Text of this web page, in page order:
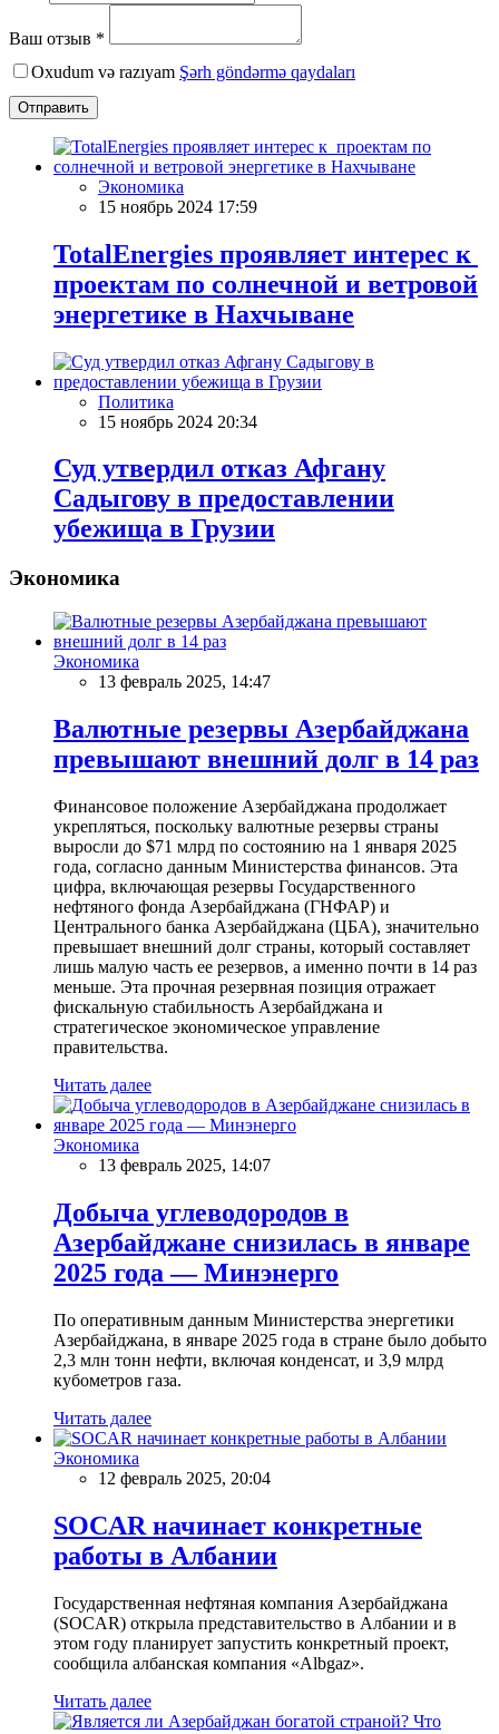
Ваш отзыв *
Oxudum və razıyam Şərh göndərmə qaydaları
Отправить
Экономика
15 ноябрь 2024 17:59
TotalEnergies проявляет интерес к
проектам по солнечной и ветровой
энергетике в Нахчыване
Политика
15 ноябрь 2024 20:34
Суд утвердил отказ Афгану
Садыгову в предоставлении
убежища в Грузии
Экономика
Экономика
13 февраль 2025, 14:47
Валютные резервы Азербайджана
превышают внешний долг в 14 раз
Финансовое положение Азербайджана продолжает
укрепляться, поскольку валютные резервы страны
выросли до $71 млрд по состоянию на 1 января 2025
года, согласно данным Министерства финансов. Эта
цифра, включающая резервы Государственного
нефтяного фонда Азербайджана (ГНФАР) и
Центрального банка Азербайджана (ЦБА), значительно
превышает внешний долг страны, который составляет
лишь малую часть ее резервов, а именно почти в 14 раз
меньше. Эта прочная резервная позиция отражает
фискальную стабильность Азербайджана и
стратегическое экономическое управление
правительства.
Читать далее
Экономика
13 февраль 2025, 14:07
Добыча углеводородов в
Азербайджане снизилась в январе
2025 года — Минэнерго
По оперативным данным Министерства энергетики
Азербайджана, в январе 2025 года в стране было добыто
2,3 млн тонн нефти, включая конденсат, и 3,9 млрд
кубометров газа.
Читать далее
Экономика
12 февраль 2025, 20:04
SOCAR начинает конкретные
работы в Албании
Государственная нефтяная компания Азербайджана
(SOCAR) открыла представительство в Албании и в
этом году планирует запустить конкретный проект,
сообщила албанская компания «Albgaz».
Читать далее